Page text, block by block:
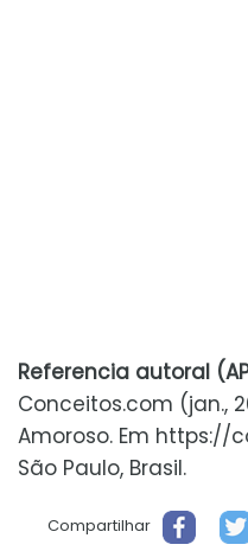
Referencia autoral
Conceitos.com (jan.,
Amoroso. Em https://
São Paulo, Brasil.
Compartilhar